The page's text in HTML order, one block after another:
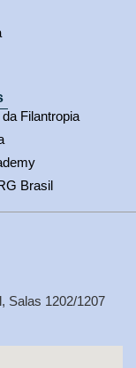
Filantropia
Brasil
Salas 1202/1207